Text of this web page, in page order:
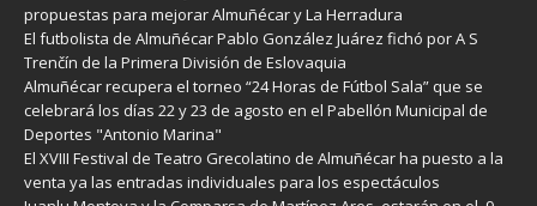
propuestas para mejorar Almuñécar y La Herradura
El futbolista de Almuñécar Pablo González Juárez fichó por A S
Trenčín de la Primera División de Eslovaquia
Almuñécar recupera el torneo “24 Horas de Fútbol Sala” que se
celebrará los días 22 y 23 de agosto en el Pabellón Municipal de
Deportes "Antonio Marina"
El XVIII Festival de Teatro Grecolatino de Almuñécar ha puesto a la
venta ya las entradas individuales para los espectáculos